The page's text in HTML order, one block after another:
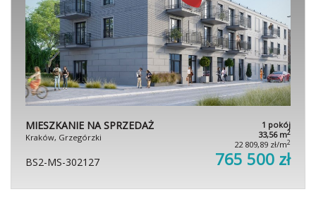
MIESZKANIE NA SPRZEDAŻ
Kraków, Grzegórzki
1 pokój
33,56 m2
22 809,89 zł/m2
BS2-MS-302127 765 500 zł